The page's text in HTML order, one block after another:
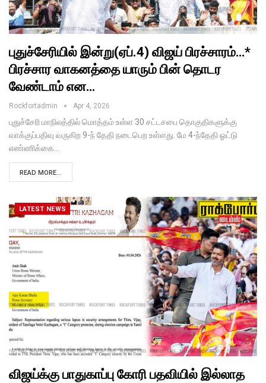
புதுச்சேரியில் இன்று(ஏப்.4) விஜய் பிரச்சாரம்…*
பிரச்சார வாகனத்தை யாரும் பின் தொடர
வேண்டாம் என…
Rockfortadmin Apr 4, 2026
புதுச்சேரி மாநிலத்தில் மொத்தம் உள்ள 30 சட்டசபை தொகுதிகளுக்கு
வாக்குப்பதிவு வருகிற 9-ந் தேதி நடைபெற உள்ளது. மே 4-ந்தேதி ஓட்டு
எண்ணிக்கை…
READ MORE...
LATEST NEWS
விஜய்க்கு பாதுகாப்பு கோரி பதவியில் இல்லாத